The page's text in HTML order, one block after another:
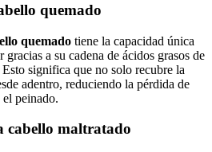
quemado
quemado tiene la capacidad única
a su cadena de ácidos grasos de
significa que no solo recubre la
adentro, reduciendo la pérdida de
peinado.
cabello maltratado